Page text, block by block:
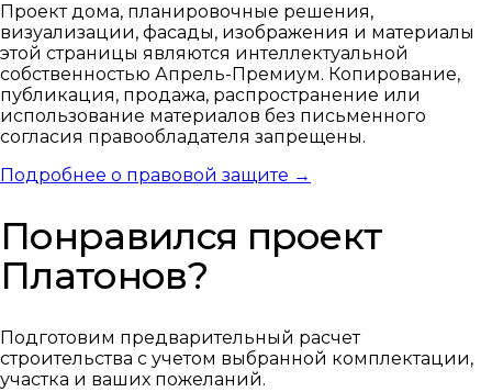
Проект дома, планировочные решения,
визуализации, фасады, изображения и материалы
этой страницы являются интеллектуальной
собственностью Апрель-Премиум. Копирование,
публикация, продажа, распространение или
использование материалов без письменного
согласия правообладателя запрещены.
Подробнее о правовой защите →
Понравился проект
Платонов?
Подготовим предварительный расчет
строительства с учетом выбранной комплектации,
участка и ваших пожеланий.